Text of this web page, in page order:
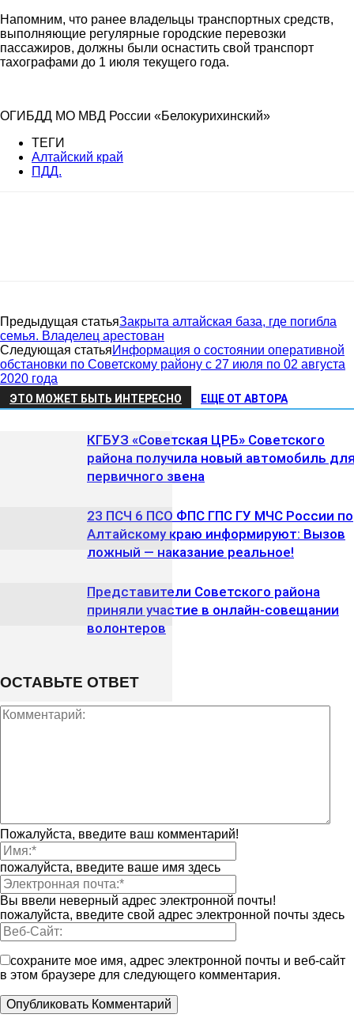
Напомним, что ранее владельцы транспортных средств,
выполняющие регулярные городские перевозки
пассажиров, должны были оснастить свой транспорт
тахографами до 1 июля текущего года.
ОГИБДД МО МВД России «Белокурихинский»
ТЕГИ
Алтайский край
ПДД.
Предыдущая статьяЗакрыта алтайская база, где погибла
семья. Владелец арестован
Следующая статьяИнформация о состоянии оперативной
обстановки по Советскому району с 27 июля по 02 августа
2020 года
ЭТО МОЖЕТ БЫТЬ ИНТЕРЕСНО ЕЩЕ ОТ АВТОРА
КГБУЗ «Советская ЦРБ» Советского
района получила новый автомобиль
первичного звена
23 ПСЧ 6 ПСО ФПС ГПС ГУ МЧС России по
Алтайскому краю информируют: Вызов
ложный — наказание реальное!
Представители Советского района
приняли участие в онлайн-совещании
волонтеров
ОСТАВЬТЕ ОТВЕТ
Пожалуйста, введите ваш комментарий!
пожалуйста, введите ваше имя здесь
Вы ввели неверный адрес электронной почты!
пожалуйста, введите свой адрес электронной почты здесь
сохраните мое имя, адрес электронной почты и веб-сайт
в этом браузере для следующего комментария.